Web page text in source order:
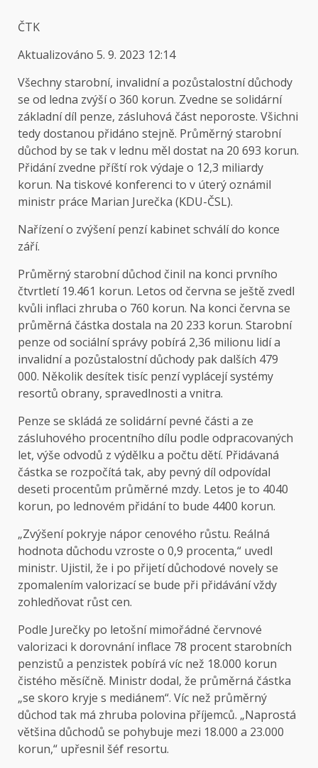
ČTK
Aktualizováno 5. 9. 2023 12:14
Všechny starobní, invalidní a pozůstalostní důchody
se od ledna zvýší o 360 korun. Zvedne se solidární
základní díl penze, zásluhová část neporoste. Všichni
tedy dostanou přidáno stejně. Průměrný starobní
důchod by se tak v lednu měl dostat na 20 693 korun.
Přidání zvedne příští rok výdaje o 12,3 miliardy
korun. Na tiskové konferenci to v úterý oznámil
ministr práce Marian Jurečka (KDU-ČSL).
Nařízení o zvýšení penzí kabinet schválí do konce
září.
Průměrný starobní důchod činil na konci prvního
čtvrtletí 19.461 korun. Letos od června se ještě zvedl
kvůli inflaci zhruba o 760 korun. Na konci června se
průměrná částka dostala na 20 233 korun. Starobní
penze od sociální správy pobírá 2,36 milionu lidí a
invalidní a pozůstalostní důchody pak dalších 479
000. Několik desítek tisíc penzí vyplácejí systémy
resortů obrany, spravedlnosti a vnitra.
Penze se skládá ze solidární pevné části a ze
zásluhového procentního dílu podle odpracovaných
let, výše odvodů z výdělku a počtu dětí. Přidávaná
částka se rozpočítá tak, aby pevný díl odpovídal
deseti procentům průměrné mzdy. Letos je to 4040
korun, po lednovém přidání to bude 4400 korun.
„Zvýšení pokryje nápor cenového růstu. Reálná
hodnota důchodu vzroste o 0,9 procenta,“ uvedl
ministr. Ujistil, že i po přijetí důchodové novely se
zpomalením valorizací se bude při přidávání vždy
zohledňovat růst cen.
Podle Jurečky po letošní mimořádné červnové
valorizaci k dorovnání inflace 78 procent starobních
penzistů a penzistek pobírá víc než 18.000 korun
čistého měsíčně. Ministr dodal, že průměrná částka
„se skoro kryje s mediánem“. Víc než průměrný
důchod tak má zhruba polovina příjemců. „Naprostá
většina důchodů se pohybuje mezi 18.000 a 23.000
korun,“ upřesnil šéf resortu.